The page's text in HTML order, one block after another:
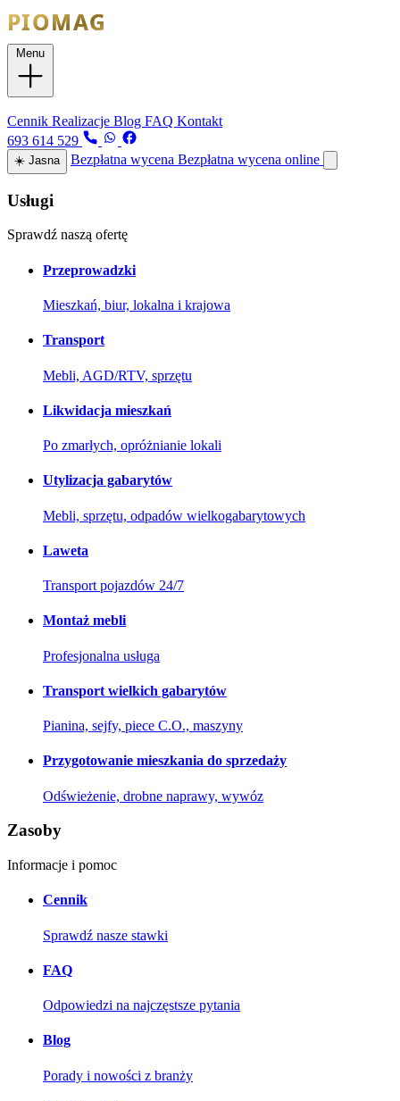
Cennik Realizacje Blog FAQ Kontakt
693 614 529
☀️ Jasna Bezpłatna wycena Bezpłatna wycena online
Usługi
Sprawdź naszą ofertę
Przeprowadzki
Mieszkań, biur, lokalna i krajowa
Transport
Mebli, AGD/RTV, sprzętu
Likwidacja mieszkań
Po zmarłych, opróżnianie lokali
Utylizacja gabarytów
Mebli, sprzętu, odpadów wielkogabarytowych
Laweta
Transport pojazdów 24/7
Montaż mebli
Profesjonalna usługa
Transport wielkich gabarytów
Pianina, sejfy, piece C.O., maszyny
Przygotowanie mieszkania do sprzedaży
Odświeżenie, drobne naprawy, wywóz
Zasoby
Informacje i pomoc
Cennik
Sprawdź nasze stawki
FAQ
Odpowiedzi na najczęstsze pytania
Blog
Porady i nowości z branży